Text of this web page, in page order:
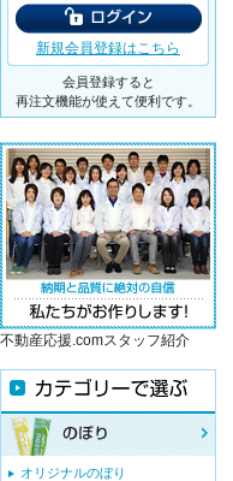
新規会員登録はこちら
会員登録すると
再注文機能が使えて便利です。
不動産応援.comスタッフ紹介
オリジナルのぼり